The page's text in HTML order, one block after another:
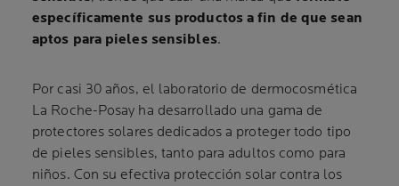
específicamente sus productos a fin de que sean
aptos para pieles sensibles.
Por casi 30 años, el laboratorio de dermocosmética
La Roche-Posay ha desarrollado una gama de
protectores solares dedicados a proteger todo tipo
de pieles sensibles, tanto para adultos como para
niños. Con su efectiva protección solar contra los